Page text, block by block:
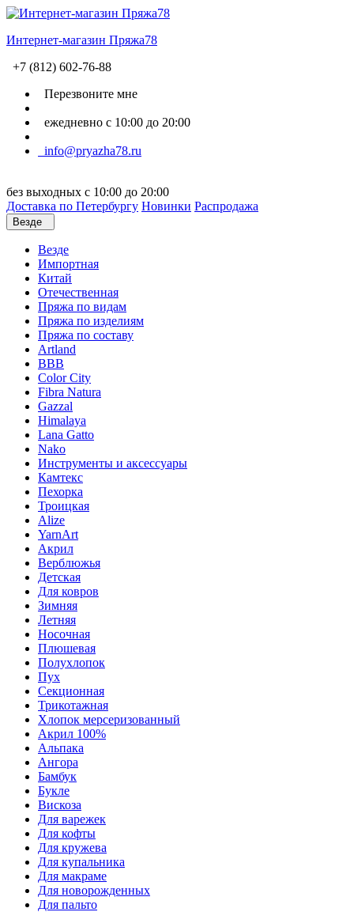
Интернет-магазин Пряжа78
+7 (812) 602-76-88
Перезвоните мне
ежедневно с 10:00 до 20:00
info@pryazha78.ru
без выходных с 10:00 до 20:00
Доставка по Петербургу Новинки Распродажа
Везде
Везде
Импортная
Китай
Отечественная
Пряжа по видам
Пряжа по изделиям
Пряжа по составу
Artland
BBB
Color City
Fibra Natura
Gazzal
Himalaya
Lana Gatto
Nako
Инструменты и аксессуары
Камтекс
Пехорка
Троицкая
Alize
YarnArt
Акрил
Верблюжья
Детская
Для ковров
Зимняя
Летняя
Носочная
Плюшевая
Полухлопок
Пух
Секционная
Трикотажная
Хлопок мерсеризованный
Акрил 100%
Альпака
Ангора
Бамбук
Букле
Вискоза
Для варежек
Для кофты
Для кружева
Для купальника
Для макраме
Для новорожденных
Для пальто